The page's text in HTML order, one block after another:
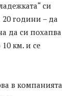
си
години – да
да си похапва
км. и се
в компанията